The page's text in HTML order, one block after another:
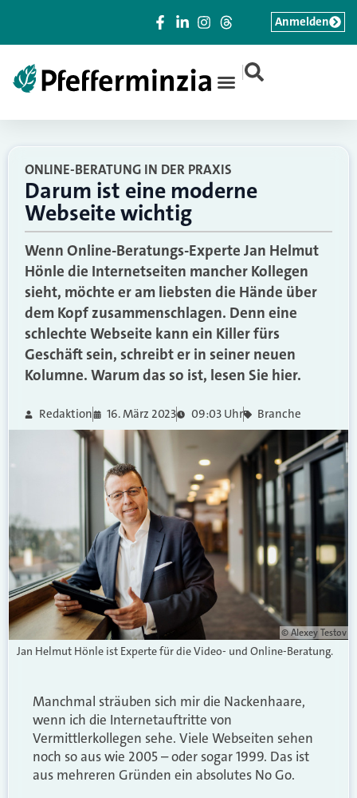
|
Anmelden
ONLINE-BERATUNG IN DER PRAXIS
Darum ist eine moderne
Webseite wichtig
Wenn Online-Beratungs-Experte Jan Helmut
Hönle die Internetseiten mancher Kollegen
sieht, möchte er am liebsten die Hände über
dem Kopf zusammenschlagen. Denn eine
schlechte Webseite kann ein Killer fürs
Geschäft sein, schreibt er in seiner neuen
Kolumne. Warum das so ist, lesen Sie hier.
Redaktion 16. März 2023 09:03 Uhr Branche
© Alexey Testov
Jan Helmut Hönle ist Experte für die Video- und Online-Beratung.
Manchmal sträuben sich mir die Nackenhaare,
wenn ich die Internetauftritte von
Vermittlerkollegen sehe. Viele Webseiten sehen
noch so aus wie 2005 – oder sogar 1999. Das ist
aus mehreren Gründen ein absolutes No Go.